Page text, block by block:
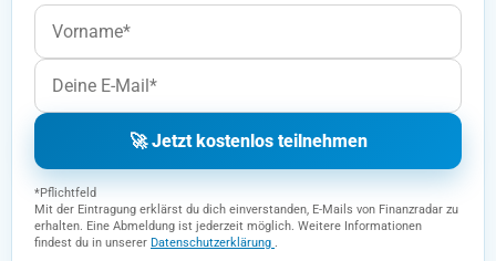
🚀 Jetzt kostenlos teilnehmen
*Pflichtfeld
Mit der Eintragung erklärst du dich einverstanden, E-Mails von Finanzradar zu
erhalten. Eine Abmeldung ist jederzeit möglich. Weitere Informationen
findest du in unserer Datenschutzerklärung .